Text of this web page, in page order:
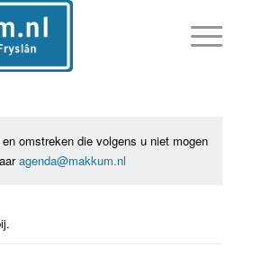
omstreken die volgens u niet mogen
agenda@makkum.nl